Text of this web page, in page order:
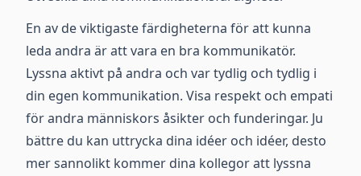
En av de viktigaste färdigheterna för att kunna
leda andra är att vara en bra kommunikatör.
Lyssna aktivt på andra och var tydlig och tydlig i
din egen kommunikation. Visa respekt och empati
för andra människors åsikter och funderingar. Ju
bättre du kan uttrycka dina idéer och idéer, desto
mer sannolikt kommer dina kollegor att lyssna